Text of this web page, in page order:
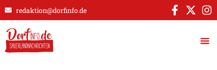
redaktion@dorfinfo.de